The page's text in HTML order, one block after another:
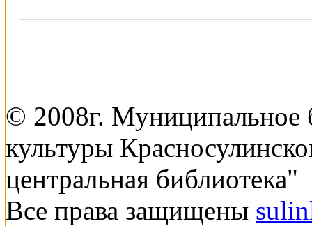
© 2008г. Муниципальное
культуры
центральная библиотека"
Все права защищены